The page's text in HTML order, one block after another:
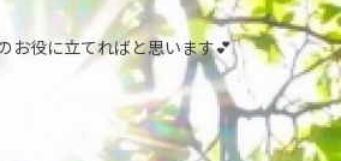
お役に立てればと思います💕